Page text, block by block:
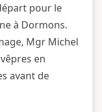
pour le
à Dormons.
Mgr Michel
en
avant de